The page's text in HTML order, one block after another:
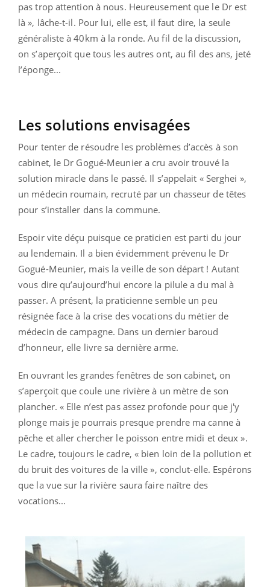
pas trop attention à nous. Heureusement que le Dr est
là », lâche-t-il. Pour lui, elle est, il faut dire, la seule
généraliste à 40km à la ronde. Au fil de la discussion,
on s’aperçoit que tous les autres ont, au fil des ans, jeté
l’éponge...
Les solutions envisagées
Pour tenter de résoudre les problèmes d’accès à son
cabinet, le Dr Gogué-Meunier a cru avoir trouvé la
solution miracle dans le passé. Il s’appelait « Serghei »,
un médecin roumain, recruté par un chasseur de têtes
pour s’installer dans la commune.
Espoir vite déçu puisque ce praticien est parti du jour
au lendemain. Il a bien évidemment prévenu le Dr
Gogué-Meunier, mais la veille de son départ ! Autant
vous dire qu’aujourd’hui encore la pilule a du mal à
passer. A présent, la praticienne semble un peu
résignée face à la crise des vocations du métier de
médecin de campagne. Dans un dernier baroud
d’honneur, elle livre sa dernière arme.
En ouvrant les grandes fenêtres de son cabinet, on
s’aperçoit que coule une rivière à un mètre de son
plancher. « Elle n’est pas assez profonde pour que j'y
plonge mais je pourrais presque prendre ma canne à
pêche et aller chercher le poisson entre midi et deux ».
Le cadre, toujours le cadre, « bien loin de la pollution et
du bruit des voitures de la ville », conclut-elle. Espérons
que la vue sur la rivière saura faire naître des
vocations...